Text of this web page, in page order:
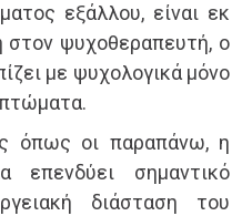
εξάλλου, είναι εκ
ψυχοθεραπευτή, ο
με ψυχολογικά μόνο
όπως οι παραπάνω, η
επενδύει σημαντικό
διάσταση του